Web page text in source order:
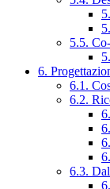
5.5.
6.
6.1.
6.2.
6.3.